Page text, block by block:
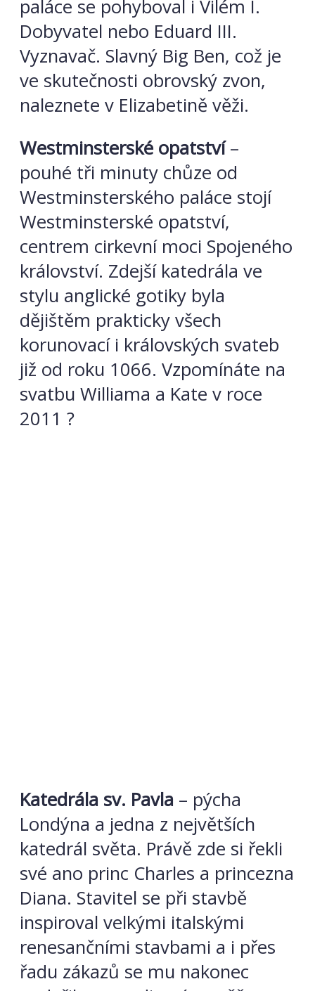
paláce se pohyboval i Vilém I.
Dobyvatel nebo Eduard III.
Vyznavač. Slavný Big Ben, což je
ve skutečnosti obrovský zvon,
naleznete v Elizabetině věži.
Westminsterské opatství–
pouhé tři minuty chůze od
Westminsterského paláce stojí
Westminsterské opatství,
centrem cirkevní moci Spojeného
království. Zdejší katedrála ve
stylu anglické gotiky byla
dějištěm prakticky všech
korunovací i královských svateb
již od roku 1066. Vzpomínáte na
svatbu Williama a Kate v roce
2011 ?
Katedrála sv. Pavla – pýcha
Londýna a jedna z největších
katedrál světa. Právě zde si řekli
své ano princ Charles a princezna
Diana. Stavitel se při stavbě
inspiroval velkými italskými
renesančními stavbami a i přes
řadu zákazů se mu nakonec